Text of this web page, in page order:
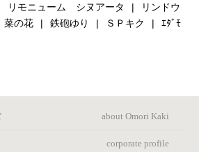
リモニューム シヌアータ
リンドウ
菜の花 鉄砲ゆり ＳＰキク
ｴﾀﾞﾓ
about Omori Kaki
corporate profile